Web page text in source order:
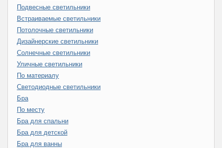
Подвесные светильники
Встраиваемые светильники
Потолочные светильники
Дизайнерские светильники
Солнечные светильники
Уличные светильники
По материалу
Светодиодные светильники
Бра
По месту
Бра для спальни
Бра для детской
Бра для ванны